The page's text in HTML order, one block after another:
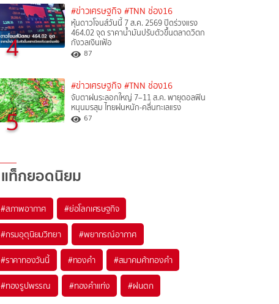
4
#ข่าวเศรษฐกิจ #TNN ช่อง16
หุ้นดาวโจนส์วันนี้ 7 ส.ค. 2569 ปิดร่วงแรง
464.02 จุด ราคาน้ำมันปรับตัวขึ้นตลาดวิตก
กังวลเงินเฟ้อ
87
5
#ข่าวเศรษฐกิจ #TNN ช่อง16
จับตาฝนระลอกใหญ่ 7–11 ส.ค. พายุดอลฟิน
หนุนมรสุม ไทยฝนหนัก-คลื่นทะเลแรง
67
แท็กยอดนิยม
#สภาพอากาศ #ย่อโลกเศรษฐกิจ
#กรมอุตุนิยมวิทยา #พยากรณ์อากาศ
#ราคาทองวันนี้ #ทองคำ #สมาคมค้าทองคำ
#ทองรูปพรรณ #ทองคำแท่ง #ฝนตก